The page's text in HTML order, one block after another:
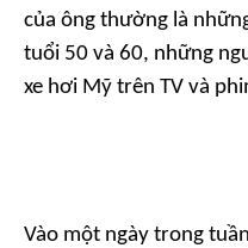
của ông thường là
tuổi 50 và 60, những
xe hơi Mỹ trên TV và
Vào một ngày trong